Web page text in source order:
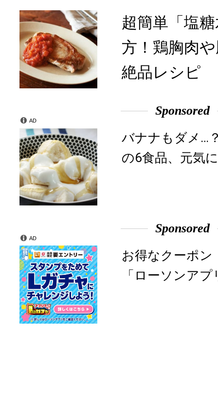
超簡単「塩
方！鶏胸肉
絶品レシピ
Sponsored
バナナもダメ…
の6食品、元気
AD
Sponsored
お得なクーポン
「ローソンア
AD